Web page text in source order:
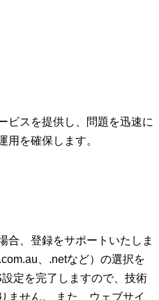
ビスを提供し、問題を迅速に
用を確保します。
合、登録をサポートいたしま
、.netなど）の選択を
定を完了しますので、技術
ません。 また、ウェブサイ